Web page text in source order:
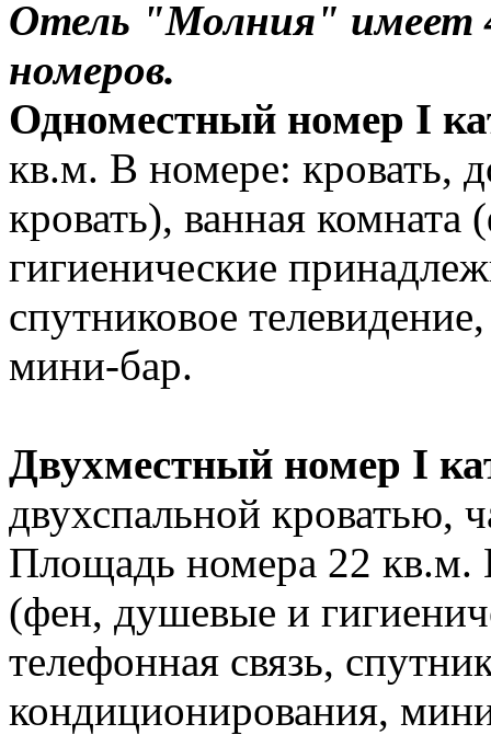
Отель "Молния" имеет 4
номеров.
Одноместный номер I
кв.м. В номере: кровать,
кровать), ванная
гигиенические
спутниковое
мини-бар.
Двухместный номер I
двухспальной кроватью,
Площадь номера 22 кв.м.
(фен, душевые и
телефонная связь,
кондиционирования,